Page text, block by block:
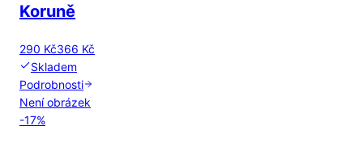
Koruně
290 Kč366 Kč
Skladem
Podrobnosti
Není obrázek
-17%